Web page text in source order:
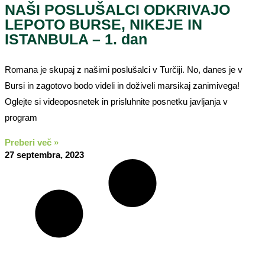
NAŠI POSLUŠALCI ODKRIVAJO
LEPOTO BURSE, NIKEJE IN
ISTANBULA – 1. dan
Romana je skupaj z našimi poslušalci v Turčiji. No, danes je v
Bursi in zagotovo bodo videli in doživeli marsikaj zanimivega!
Oglejte si videoposnetek in prisluhnite posnetku javljanja v
program
Preberi več »
27 septembra, 2023